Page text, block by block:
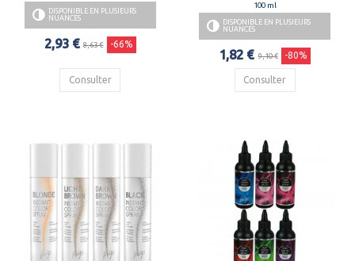
DISPONIBLE EN PLUSIEURS
NUANCES
2,93 € 8,63 € -66%
Consulter
100 ml
DISPONIBLE EN PLUSIEURS
NUANCES
1,82 € 9,10 € -80%
Consulter